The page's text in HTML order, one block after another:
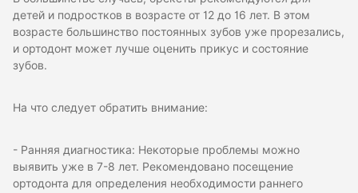
детей и подростков в возрасте от 12 до 16 лет. В этом
возрасте большинство постоянных зубов уже прорезались,
и ортодонт может лучше оценить прикус и состояние
зубов.
На что следует обратить внимание:
- Ранняя диагностика: Некоторые проблемы можно
выявить уже в 7-8 лет. Рекомендовано посещение
ортодонта для определения необходимости раннего